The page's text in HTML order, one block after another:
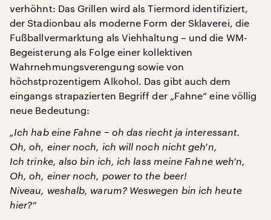
verhöhnt: Das Grillen wird als Tiermord identifiziert,
der Stadionbau als moderne Form der Sklaverei, die
Fußballvermarktung als Viehhaltung – und die WM-
Begeisterung als Folge einer kollektiven
Wahrnehmungsverengung sowie von
höchstprozentigem Alkohol. Das gibt auch dem
eingangs strapazierten Begriff der „Fahne“ eine völlig
neue Bedeutung:
„Ich hab eine Fahne − oh das riecht ja interessant.
Oh, oh, einer noch, ich will noch nicht geh'n,
Ich trinke, also bin ich, ich lass meine Fahne weh'n,
Oh, oh, einer noch, power to the beer!
Niveau, weshalb, warum? Weswegen bin ich heute
hier?“